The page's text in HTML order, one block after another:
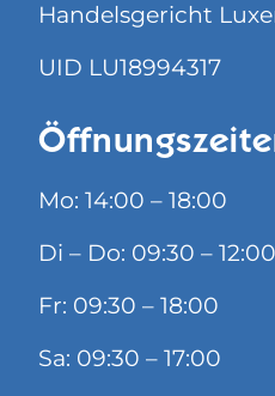
Handelsgericht
UID LU18994317
Mo: 14:00 – 18:00
Di – Do: 09:30 –
Fr: 09:30 – 18:00
Sa: 09:30 – 17:00